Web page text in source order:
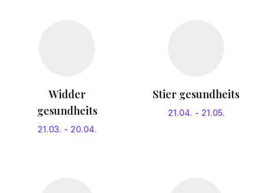
Widder
gesundheits
21.03. - 20.04.
Stier gesundheits
21.04. - 21.05.